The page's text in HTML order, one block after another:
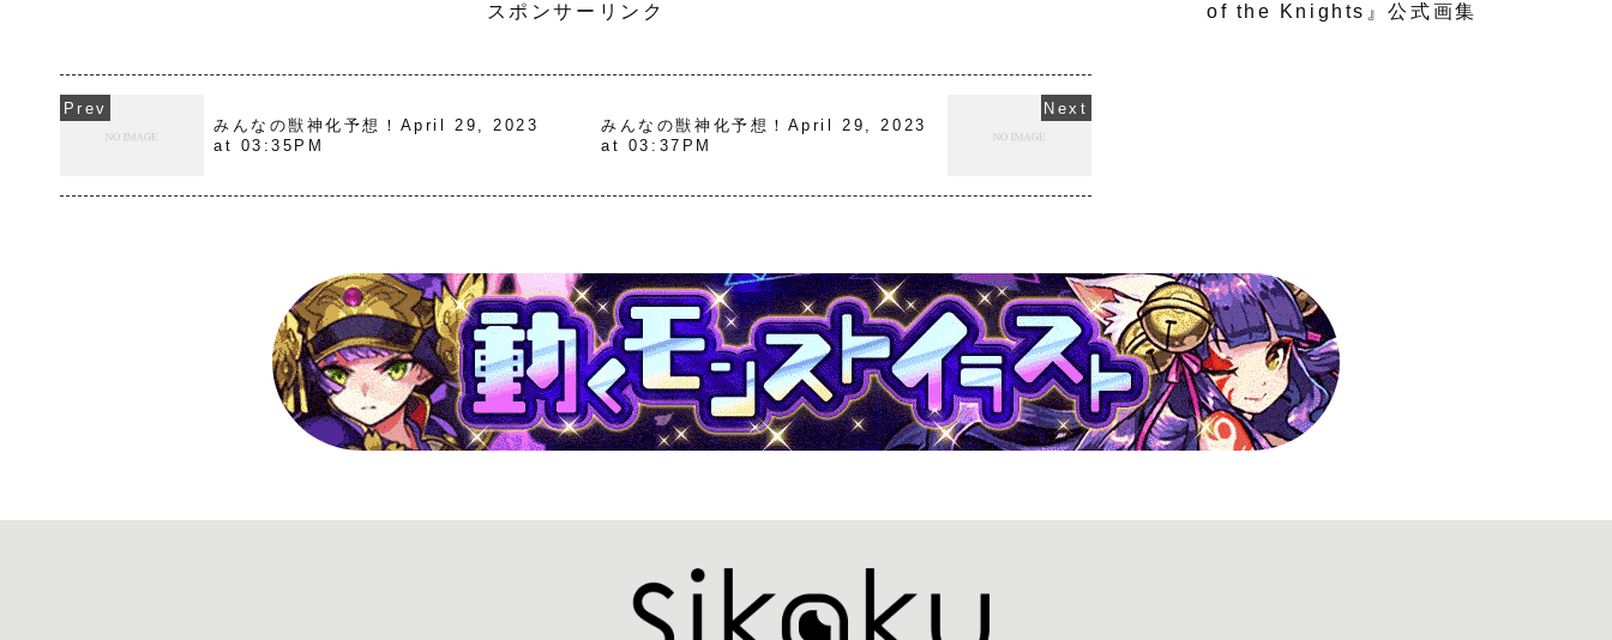
スポンサーリンク
みんなの獣神化予想！April 29, 2023
at 03:35PM
みんなの獣神化予想！April 29, 2023
at 03:37PM
of the Knights』公式画集